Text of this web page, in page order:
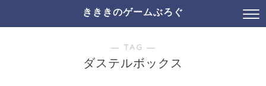
きききのゲームぶろぐ
― TAG ―
ダステルボックス